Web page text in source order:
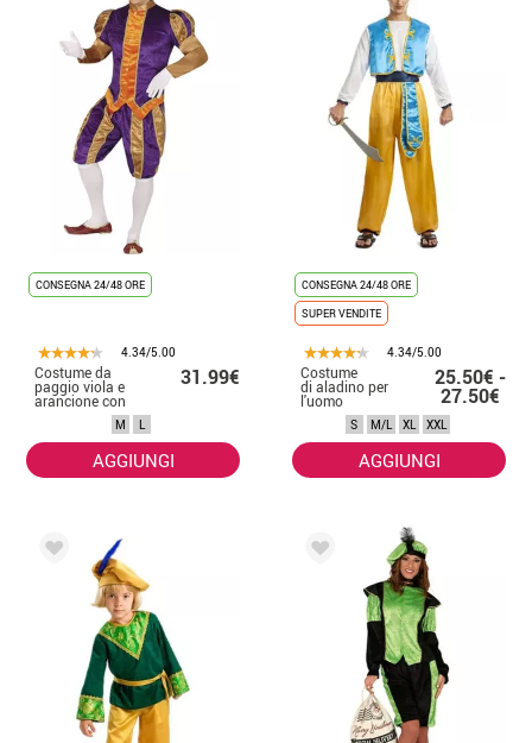
CONSEGNA 24/48 ORE
4.34/5.00
Costume da
paggio viola e
arancione con
cappello per
31.99€
M L
AGGIUNGI
CONSEGNA 24/48 ORE
SUPER VENDITE
4.34/5.00
Costume
di aladino per
l'uomo
25.50€ -
27.50€
S M/L XL XXL
AGGIUNGI